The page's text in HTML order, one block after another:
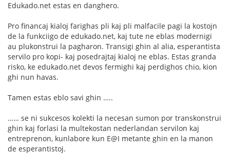
Edukado.net estas en danghero.
Pro financaj kialoj farighas pli kaj pli malfacile pagi la kostojn
de la funkciigo de edukado.net, kaj tute ne eblas modernigi
au plukonstrui la pagharon. Transigi ghin al alia, esperantista
servilo pro kopi- kaj posedrajtaj kialoj ne eblas. Estas granda
risko, ke edukado.net devos fermighi kaj perdighos chio, kion
ghi nun havas.
Tamen estas eblo savi ghin …..
…… se ni sukcesos kolekti la necesan sumon por transkonstrui
ghin kaj forlasi la multekostan nederlandan servilon kaj
entreprenon, kunlabore kun E@I metante ghin en la manon
de esperantistoj.